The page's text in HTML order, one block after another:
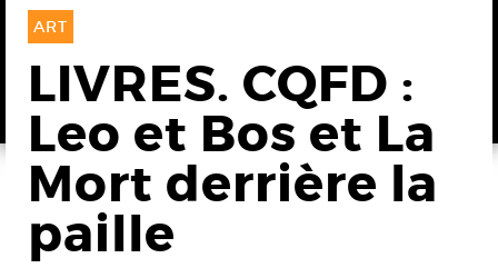
ART
LIVRES. CQFD :
Leo et Bos et La
Mort derrière la
paille